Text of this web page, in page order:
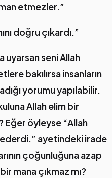
etmezler.”
doğru çıkardı.”
seni Allah
bakılırsa insanların
yorumu yapılabilir.
Allah elim bir
Eğer öyleyse “Allah
ayetindeki irade
çoğunluğuna azap
mana çıkmaz mı?